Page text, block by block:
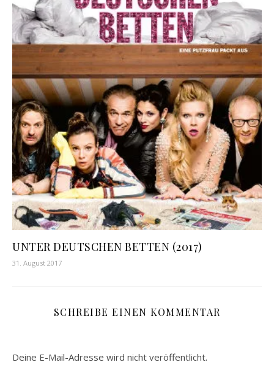
UNTER DEUTSCHEN BETTEN (2017)
31. August 2017
SCHREIBE EINEN KOMMENTAR
Deine E-Mail-Adresse wird nicht veröffentlicht.